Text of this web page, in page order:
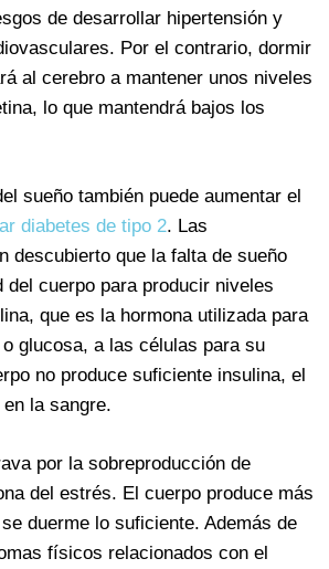
de desarrollar hipertensión y
Por el contrario, dormir
al cerebro a mantener unos niveles
lo que mantendrá bajos los
sueño también puede aumentar el
diabetes de tipo 2. Las
descubierto que la falta de sueño
del cuerpo para producir niveles
que es la hormona utilizada para
glucosa, a las células para su
no produce suficiente insulina, el
la sangre.
por la sobreproducción de
del estrés. El cuerpo produce más
duerme lo suficiente. Además de
físicos relacionados con el